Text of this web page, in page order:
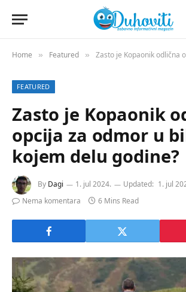
Home » Featured » Zasto je Kopaonik odlična opcija za
FEATURED
Zasto je Kopaonik
opcija za odmor u
kojem delu godine?
By Dagi 1. jul 2024. Updated: 1. jul
Nema komentara
6 Mins Read